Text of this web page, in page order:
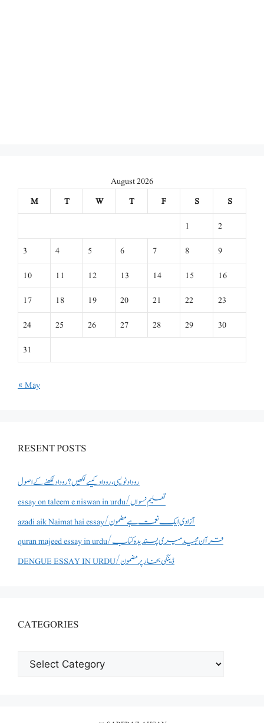
August 2026
M
T W T F S
S
1
2
3
4 5 6 7 8
9
10
11 12 13 14 15
16
17
18 19 20 21 22
23
24
25 26 27 28 29
30
31
« May
RESENT POSTS
روداد نویسی ،روداد کیسے لکھیں؟ روداد لکھنے کے اصول
essay on taleem e niswan in urdu/تعلیم نسواں
azadi aik Naimat hai essay/آزادی ایک نعمت ہے مضمون
quran majeed essay in urdu/قرآن مجید میری پسندیدہ کتاب
DENGUE ESSAY IN URDU/ڈینگی بخار پر مضمون
CATEGORIES
CATEGORIES